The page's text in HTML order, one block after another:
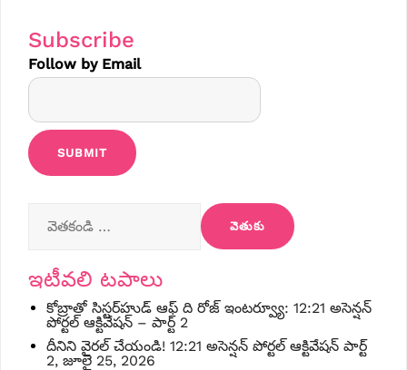
Subscribe
Follow by Email
ఇటీవలి టపాలు
కోబ్రాతో సిస్టర్‌హుడ్ ఆఫ్ ది రోజ్ ఇంటర్వ్యూ: 12:21 అసెన్షన్
పోర్టల్ ఆక్టివేషన్ – పార్ట్ 2
దీనిని వైరల్ చేయండి! 12:21 అసెన్షన్ పోర్టల్ ఆక్టివేషన్ పార్ట్
2, జూలై 25, 2026